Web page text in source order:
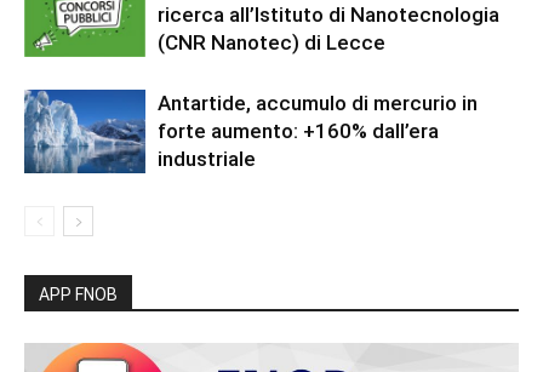
ricerca all’Istituto di Nanotecnologia
(CNR Nanotec) di Lecce
Antartide, accumulo di mercurio in
forte aumento: +160% dall’era
industriale
APP FNOB